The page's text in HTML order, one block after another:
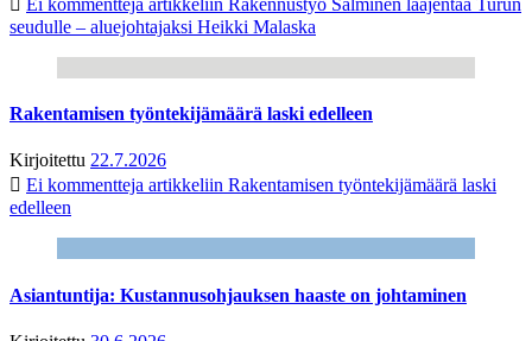
seudulle – aluejohtajaksi Heikki Malaska
Rakentamisen työntekijämäärä laski edelleen
Kirjoitettu 22.7.2026
Ei kommentteja artikkeliin Rakentamisen työntekijämäärä laski
edelleen
Asiantuntija: Kustannusohjauksen haaste on johtaminen